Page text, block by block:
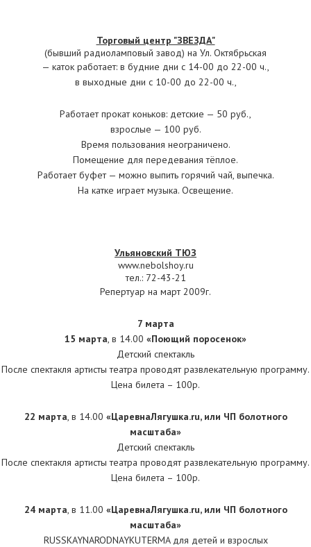
Торговый центр "ЗВЕЗДА"
(бывший радиоламповый завод) на Ул. Октябрьская
— каток работает: в будние дни с 14-00 до 22-00 ч.,
в выходные дни с 10-00 до 22-00 ч.,
Работает прокат коньков: детские — 50 руб.,
взрослые — 100 руб.
Время пользования неограничено.
Помещение для передевания тёплое.
Работает буфет — можно выпить горячий чай, выпечка.
На катке играет музыка. Освещение.
Ульяновский ТЮЗ
www.nebolshoy.ru
тел.: 72-43-21
Репертуар на март 2009г.
7 марта
15 марта, в 14.00 «Поющий поросенок»
Детский спектакль
После спектакля артисты театра проводят развлекательную программу.
Цена билета – 100р.
22 марта, в 14.00 «ЦаревнаЛягушка.ru, или ЧП болотного
масштаба»
Детский спектакль
После спектакля артисты театра проводят развлекательную программу.
Цена билета – 100р.
24 марта, в 11.00 «ЦаревнаЛягушка.ru, или ЧП болотного
масштаба»
RUSSKAYNARODNAYKUTERMA для детей и взрослых